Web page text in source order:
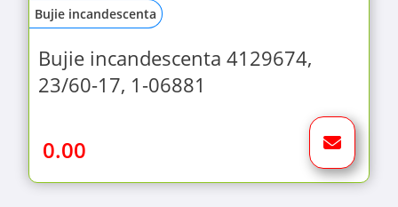
Bujie incandescenta
Bujie incandescenta 4129674,
23/60-17, 1-06881
0.00